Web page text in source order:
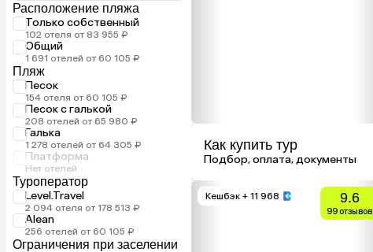
Расположение пляжа
Только собственный
102 отеля от 83 955 ₽
Общий
1 691 отелей от 60 105 ₽
Пляж
Песок
154 отеля от 60 105 ₽
Песок с галькой
208 отелей от 65 980 ₽
Галька
1 278 отелей от 64 305 ₽
Платформа
Нет отелей
Туроператор
Level.Travel
2 094 отеля от 178 513 ₽
Alean
256 отелей от 60 105 ₽
Ограничения при заселении
Как купить тур
Подбор, оплата, документы
Кешбэк + 11 968 9.6
99 отзывов